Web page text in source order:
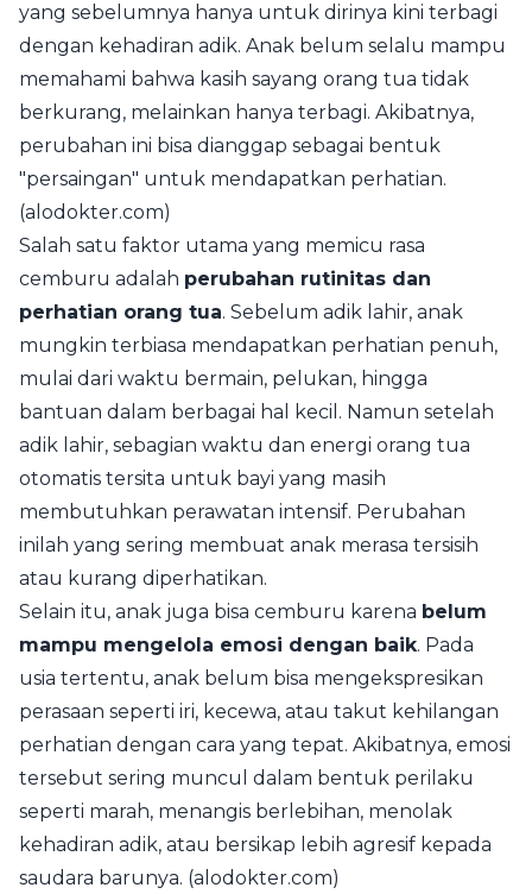
yang sebelumnya hanya untuk dirinya kini terbagi
dengan kehadiran adik. Anak belum selalu mampu
memahami bahwa kasih sayang orang tua tidak
berkurang, melainkan hanya terbagi. Akibatnya,
perubahan ini bisa dianggap sebagai bentuk
"persaingan" untuk mendapatkan perhatian.
(alodokter.com)
Salah satu faktor utama yang memicu rasa
cemburu adalah perubahan rutinitas dan
perhatian orang tua. Sebelum adik lahir, anak
mungkin terbiasa mendapatkan perhatian penuh,
mulai dari waktu bermain, pelukan, hingga
bantuan dalam berbagai hal kecil. Namun setelah
adik lahir, sebagian waktu dan energi orang tua
otomatis tersita untuk bayi yang masih
membutuhkan perawatan intensif. Perubahan
inilah yang sering membuat anak merasa tersisih
atau kurang diperhatikan.
Selain itu, anak juga bisa cemburu karena belum
mampu mengelola emosi dengan baik. Pada
usia tertentu, anak belum bisa mengekspresikan
perasaan seperti iri, kecewa, atau takut kehilangan
perhatian dengan cara yang tepat. Akibatnya, emosi
tersebut sering muncul dalam bentuk perilaku
seperti marah, menangis berlebihan, menolak
kehadiran adik, atau bersikap lebih agresif kepada
saudara barunya. (alodokter.com)